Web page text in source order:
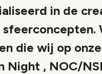
in de
die wij op
Night , NOC/